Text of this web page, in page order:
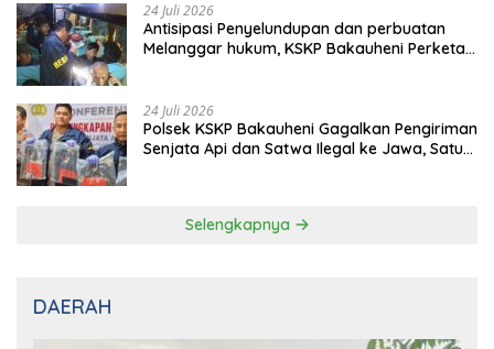
24 Juli 2026
Antisipasi Penyelundupan dan perbuatan
Melanggar hukum, KSKP Bakauheni Perketat
24 Juli 2026
Polsek KSKP Bakauheni Gagalkan Pengiriman
Senjata Api dan Satwa Ilegal ke Jawa, Satu
Selengkapnya
DAERAH